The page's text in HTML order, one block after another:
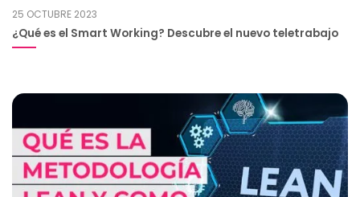
25 OCTUBRE 2023
¿Qué es el Smart Working? Descubre el nuevo teletrabajo